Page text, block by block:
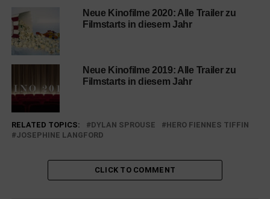
Neue Kinofilme 2020: Alle Trailer zu
Filmstarts in diesem Jahr
Neue Kinofilme 2019: Alle Trailer zu
Filmstarts in diesem Jahr
RELATED TOPICS: DYLAN SPROUSE
HERO FIENNES TIFFIN
JOSEPHINE LANGFORD
CLICK TO COMMENT